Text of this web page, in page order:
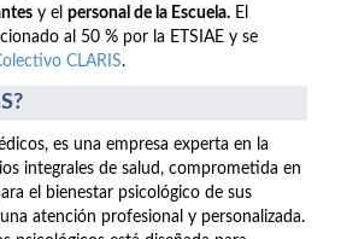
y el personal de la Escuela. El
al 50 % por la ETSIAE y se
CLARIS.
es una empresa experta en la
integrales de salud, comprometida en
el bienestar psicológico de sus
atención profesional y personalizada.